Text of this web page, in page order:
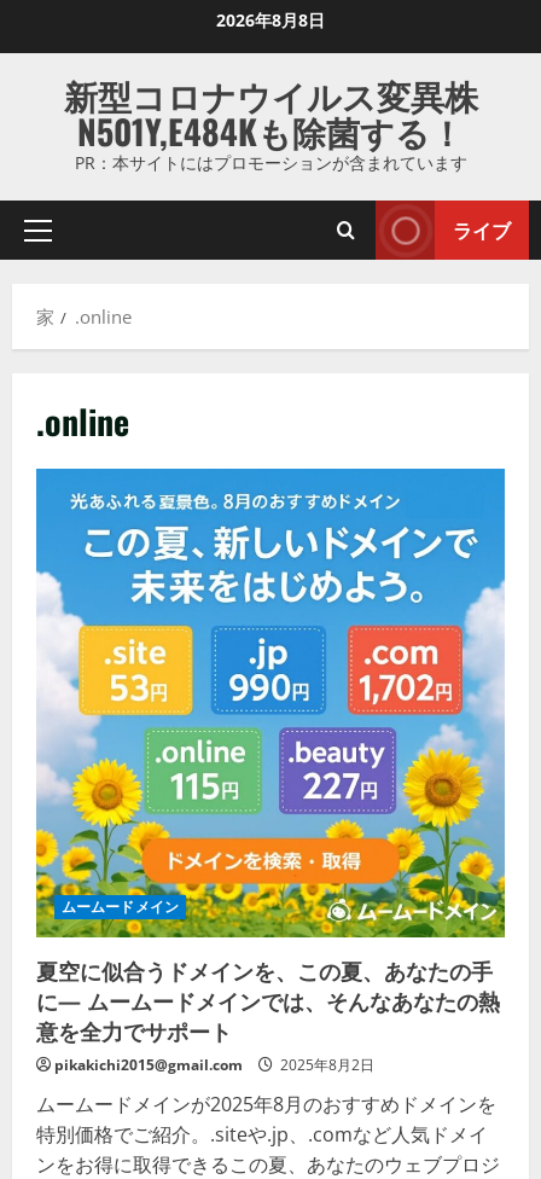
ス
ッ
ま
2026年8月8日
新型コロナウイルス変異株
N501Y,E484Kも除菌する！
PR：本サイトにはプロモーションが含まれています
プ
マ
ニ
ュ
ー
ライブ
家 .online
.online
ムームードメイン
夏空に似合うドメインを、この夏、あなたの手
に— ムームードメインでは、そんなあなたの熱
意を全力でサポート
pikakichi2015@gmail.com 2025年8月2日
ムームードメインが2025年8月のおすすめドメインを
特別価格でご紹介。.siteや.jp、.comなど人気ドメイ
ンをお得に取得できるこの夏、あなたのウェブプロジ